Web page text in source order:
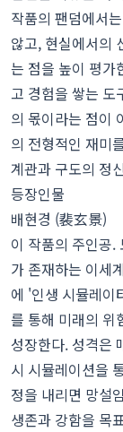
작품의 팬덤에서
않고, 현실에서의
는 점을 높이 평가
고 경험을 쌓는 도
의 몫이라는 점이
의 전형적인 재미
계관과 구도의 정
등장인물
배현경 (裴玄景)
이 작품의 주인공.
가 존재하는 이세
에 '인생 시뮬레이
를 통해 미래의 위
성장한다. 성격은
시 시뮬레이션을
정을 내리면 망설
생존과 강함을 목